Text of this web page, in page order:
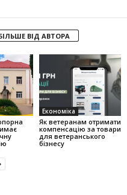
ВІД АВТОРА
Економіка
Як ветеранам отримати
компенсацію за товари
для ветеранського
бізнесу